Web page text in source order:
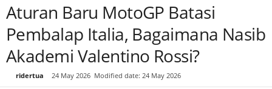
Aturan Baru MotoGP Batasi
Pembalap Italia, Bagaimana Nasib
Akademi Valentino Rossi?
ridertua 24 May 2026 Modified date: 24 May 2026